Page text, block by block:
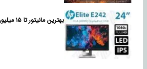
بهترین مانیتور تا ۱۵ میلیون تومان